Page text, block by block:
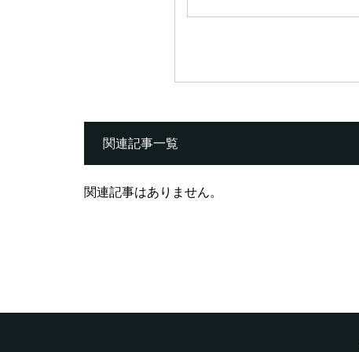
関連記事一覧
関連記事はありません。